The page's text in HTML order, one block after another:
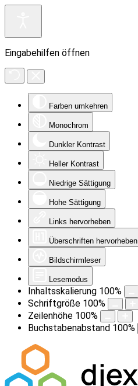
Eingabehilfen öffnen
Farben umkehren
Monochrom
Dunkler Kontrast
Heller Kontrast
Niedrige Sättigung
Hohe Sättigung
Links hervorheben
Überschriften hervorheben
Bildschirmleser
Lesemodus
Inhaltsskalierung 100%
Schriftgröße 100%
Zeilenhöhe 100%
Buchstabenabstand 100%